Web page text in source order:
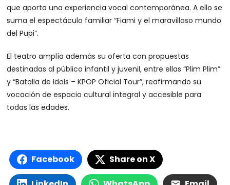
que aporta una experiencia vocal contemporánea. A ello se
suma el espectáculo familiar “Fiami y el maravilloso mundo
del Pupi”.
El teatro amplía además su oferta con propuestas
destinadas al público infantil y juvenil, entre ellas “Plim Plim”
y “Batalla de Idols – KPOP Oficial Tour”, reafirmando su
vocación de espacio cultural integral y accesible para
todas las edades.
Facebook Share on X